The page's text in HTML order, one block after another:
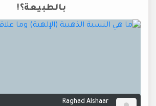
بالطبيعة؟!
Raghad Alshaar